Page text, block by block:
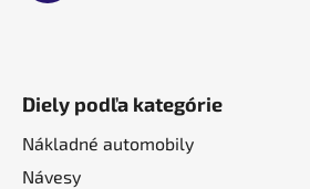
Diely podľa kategórie
Nákladné automobily
Návesy